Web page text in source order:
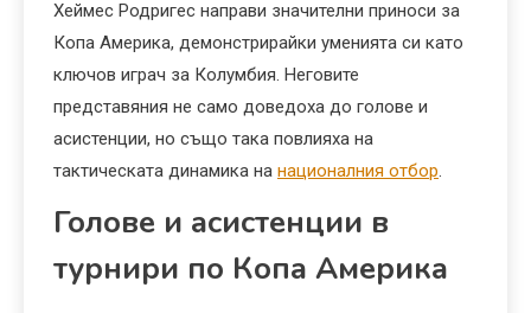
Хеймес Родригес направи значителни приноси за
Копа Америка, демонстрирайки уменията си като
ключов играч за Колумбия. Неговите
представяния не само доведоха до голове и
асистенции, но също така повлияха на
тактическата динамика на националния отбор.
Голове и асистенции в
турнири по Копа Америка